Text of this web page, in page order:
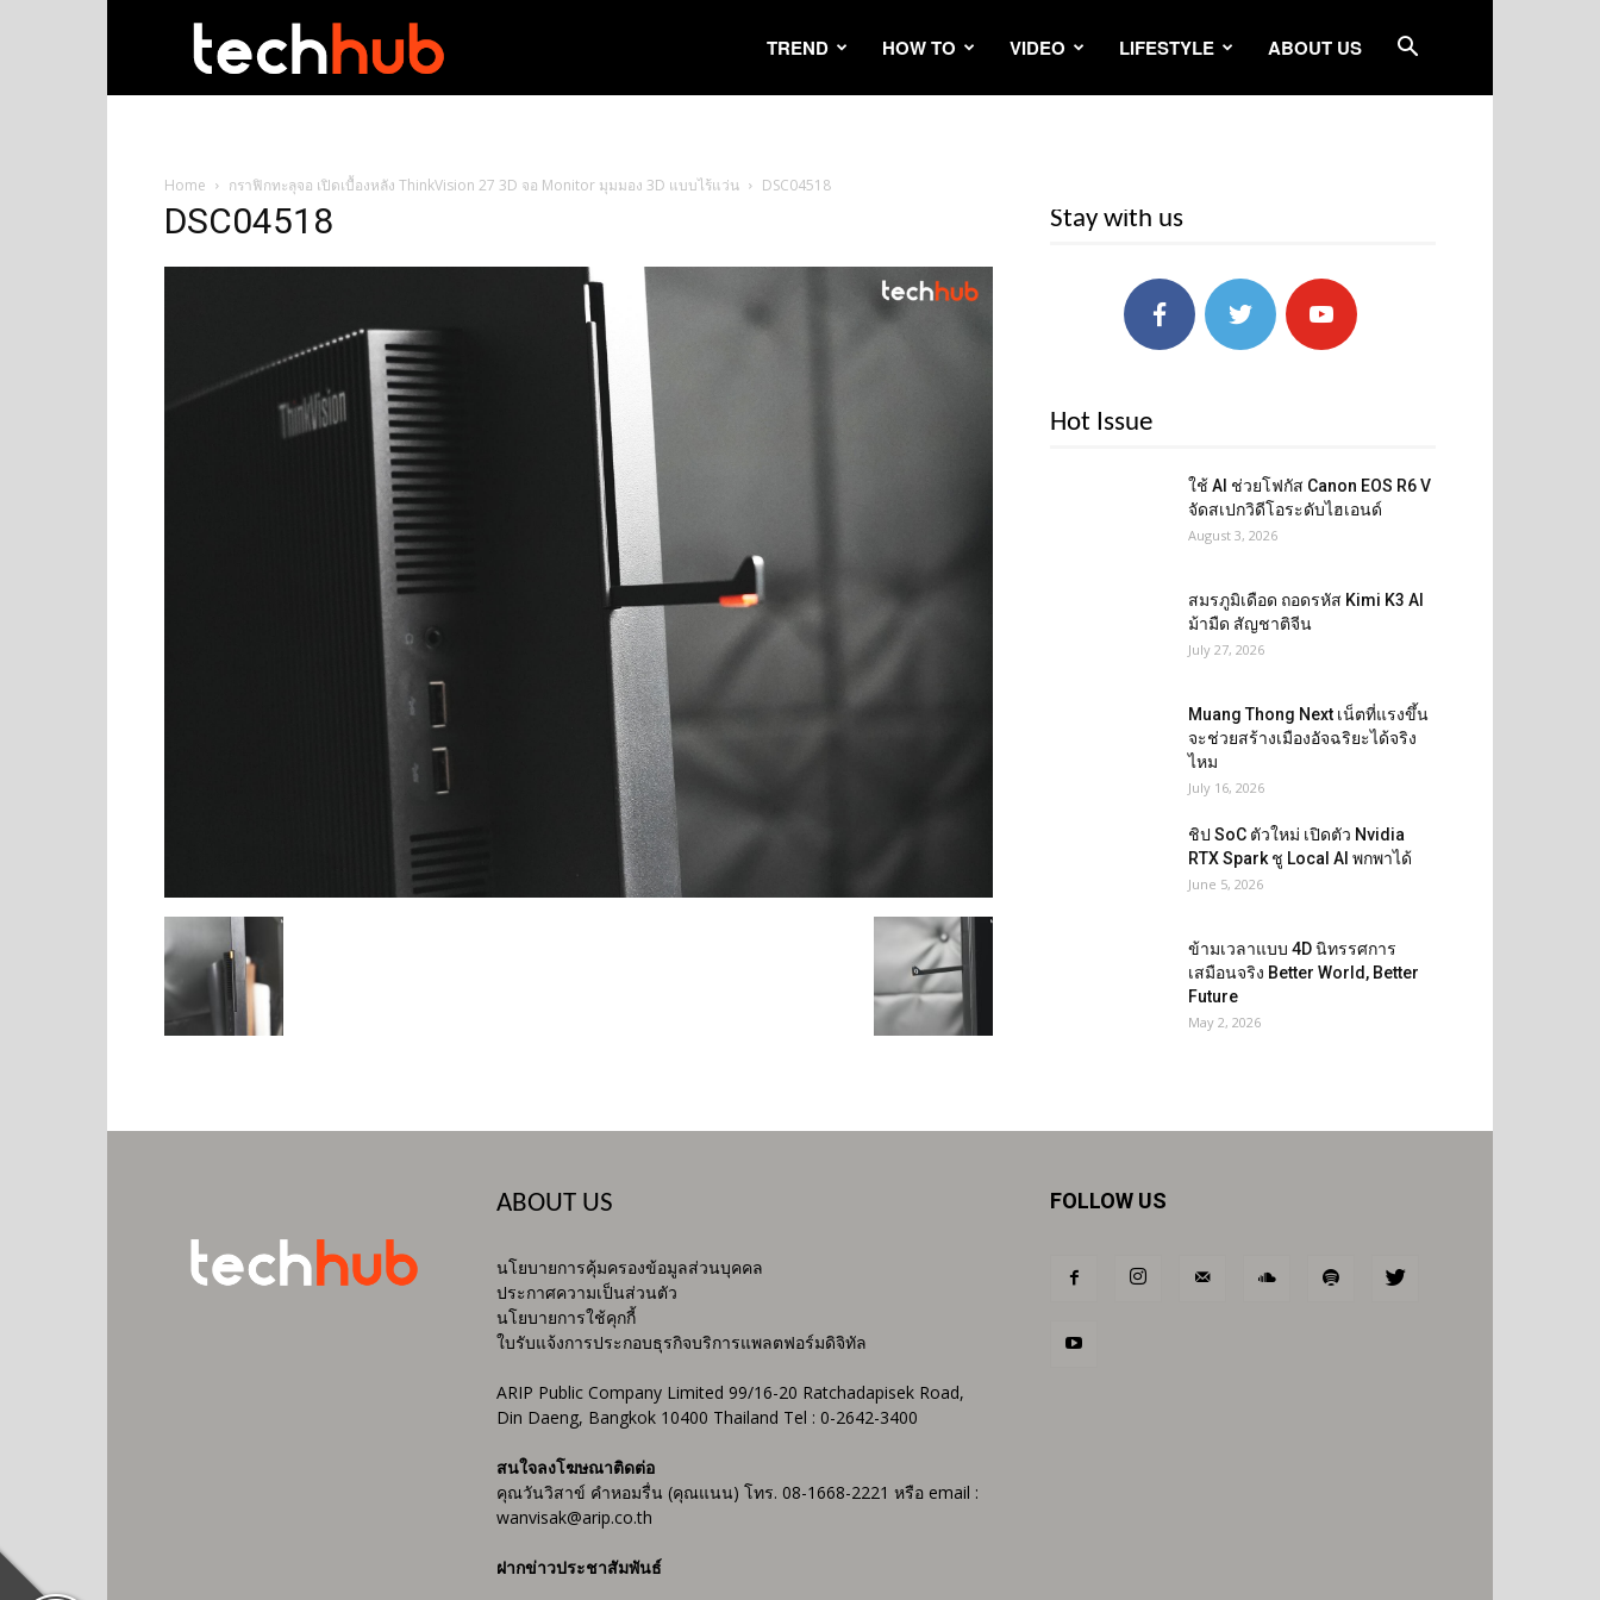
TREND HOW TO VIDEO LIFESTYLE ABOUT US
Home กราฟิกทะลุจอ เปิดเบื้องหลัง ThinkVision 27 3D จอ Monitor มุมมอง 3D แบบไร้แว่น DSC04518
DSC04518 Stay with us
Hot Issue
ใช้ AI ช่วยโฟกัส Canon EOS R6 V
จัดสเปกวิดีโอระดับไฮเอนด์
August 3, 2026
สมรภูมิเดือด ถอดรหัส Kimi K3 AI
ม้ามืด สัญชาติจีน
July 27, 2026
Muang Thong Next เน็ตที่แรงขึ้น
จะช่วยสร้างเมืองอัจฉริยะได้จริง
ไหม
July 16, 2026
ชิป SoC ตัวใหม่ เปิดตัว Nvidia
RTX Spark ชู Local AI พกพาได้
June 5, 2026
ข้ามเวลาแบบ 4D นิทรรศการ
เสมือนจริง Better World, Better
Future
May 2, 2026
ABOUT US
นโยบายการคุ้มครองข้อมูลส่วนบุคคล
ประกาศความเป็นส่วนตัว
นโยบายการใช้คุกกี้
ใบรับแจ้งการประกอบธุรกิจบริการแพลตฟอร์มดิจิทัล
ARIP Public Company Limited 99/16-20 Ratchadapisek Road,
Din Daeng, Bangkok 10400 Thailand Tel : 0-2642-3400
สนใจลงโฆษณาติดต่อ
คุณวันวิสาข์ คำหอมรื่น (คุณแนน) โทร. 08-1668-2221 หรือ email :
wanvisak@arip.co.th
ฝากข่าวประชาสัมพันธ์
FOLLOW US